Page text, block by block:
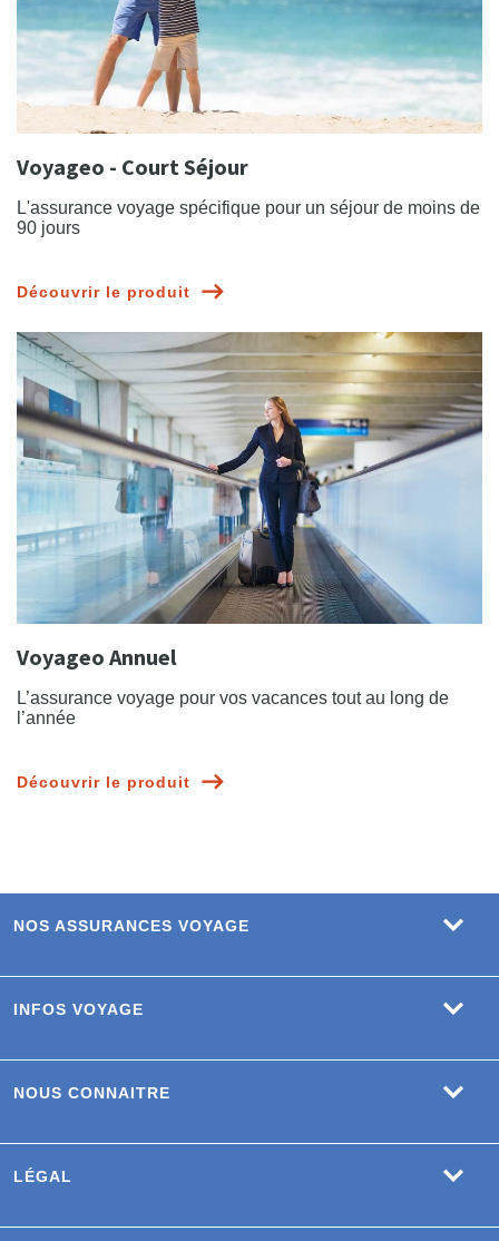
Voyageo - Court Séjour
L'assurance voyage spécifique pour un séjour de moins de
90 jours
Découvrir le produit
Voyageo Annuel
L’assurance voyage pour vos vacances tout au long de
l’année
Découvrir le produit
NOS ASSURANCES VOYAGE
INFOS VOYAGE
NOUS CONNAITRE
LÉGAL